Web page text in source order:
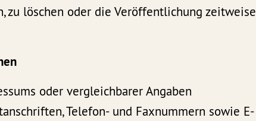
zu löschen oder die Veröffentlichung zeitweise
oder vergleichbarer Angaben
Telefon- und Faxnummern sowie E-